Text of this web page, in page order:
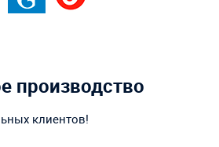
производство
клиентов!